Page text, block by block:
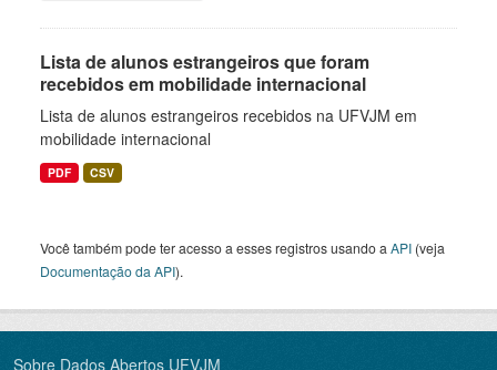
Lista de alunos estrangeiros que foram
recebidos em mobilidade internacional
Lista de alunos estrangeiros recebidos na UFVJM em
mobilidade internacional
PDF CSV
Você também pode ter acesso a esses registros usando a API (veja
Documentação da API).
Sobre Dados Abertos UFVJM